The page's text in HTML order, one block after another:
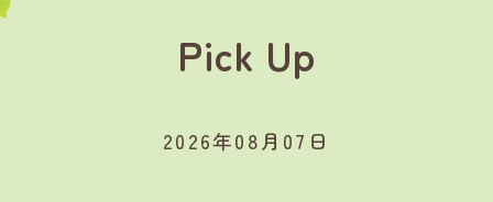
Pick Up
2026年08月07日